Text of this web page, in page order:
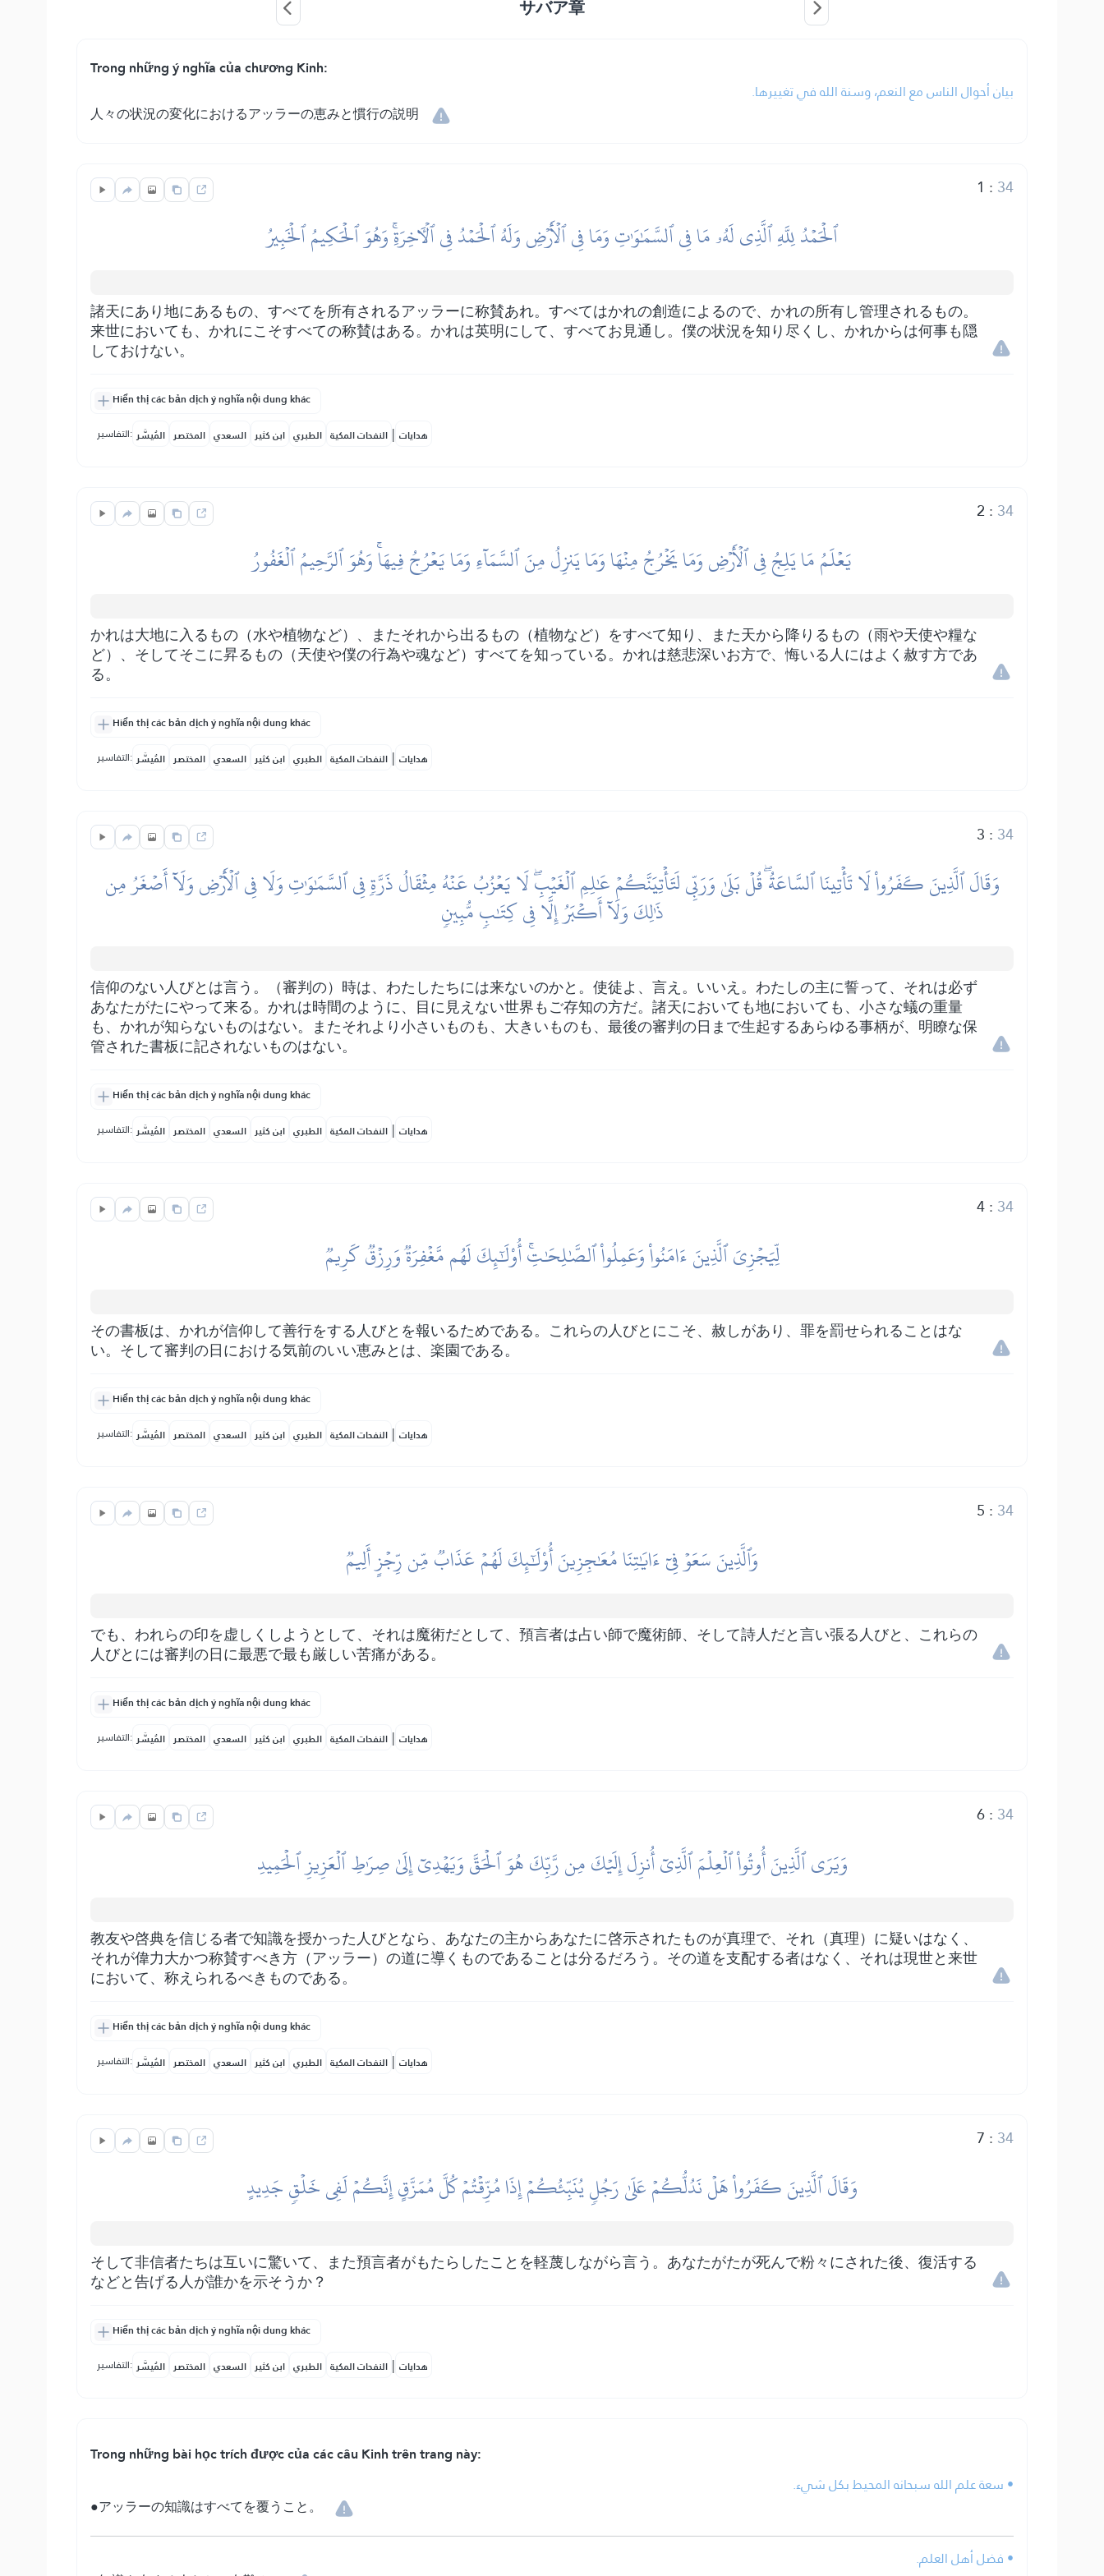
サバア章
Trong những ý nghĩa của chương Kinh:
بيان أحوال الناس مع النعم، وسنة الله في تغييرها.
人々の状況の変化におけるアッラーの恵みと慣行の説明
1 : 34
ٱلۡحَمۡدُ لِلَّهِ ٱلَّذِي لَهُۥ مَا فِي ٱلسَّمَٰوَٰتِ وَمَا فِي ٱلۡأَرۡضِ وَلَهُ ٱلۡحَمۡدُ فِي ٱلۡأٓخِرَةِۚ وَهُوَ ٱلۡحَكِيمُ ٱلۡخَبِيرُ
諸天にあり地にあるもの、すべてを所有されるアッラーに称賛あれ。すべてはかれの創造によるので、かれの所有し管理されるもの。
来世においても、かれにこそすべての称賛はある。かれは英明にして、すべてお見通し。僕の状況を知り尽くし、かれからは何事も隠
しておけない。
Hiển thị các bản dịch ý nghĩa nội dung khác
التفاسير: المُيسَّر المختصر السعدي ابن كثير الطبري النفحات المكية | هدايات
2 : 34
يَعۡلَمُ مَا يَلِجُ فِي ٱلۡأَرۡضِ وَمَا يَخۡرُجُ مِنۡهَا وَمَا يَنزِلُ مِنَ ٱلسَّمَآءِ وَمَا يَعۡرُجُ فِيهَاۚ وَهُوَ ٱلرَّحِيمُ ٱلۡغَفُورُ
かれは大地に入るもの（水や植物など）、またそれから出るもの（植物など）をすべて知り、また天から降りるもの（雨や天使や糧な
ど）、そしてそこに昇るもの（天使や僕の行為や魂など）すべてを知っている。かれは慈悲深いお方で、悔いる人にはよく赦す方であ
る。
Hiển thị các bản dịch ý nghĩa nội dung khác
التفاسير: المُيسَّر المختصر السعدي ابن كثير الطبري النفحات المكية | هدايات
3 : 34
وَقَالَ ٱلَّذِينَ كَفَرُواْ لَا تَأۡتِينَا ٱلسَّاعَةُۖ قُلۡ بَلَىٰ وَرَبِّي لَتَأۡتِيَنَّكُمۡ عَٰلِمِ ٱلۡغَيۡبِۖ لَا يَعۡزُبُ عَنۡهُ مِثۡقَالُ ذَرَّةٖ فِي ٱلسَّمَٰوَٰتِ وَلَا فِي ٱلۡأَرۡضِ وَلَآ أَصۡغَرُ مِن
ذَٰلِكَ وَلَآ أَكۡبَرُ إِلَّا فِي كِتَٰبٖ مُّبِينٖ
信仰のない人びとは言う。（審判の）時は、わたしたちには来ないのかと。使徒よ、言え。いいえ。わたしの主に誓って、それは必ず
あなたがたにやって来る。かれは時間のように、目に見えない世界もご存知の方だ。諸天においても地においても、小さな蟻の重量
も、かれが知らないものはない。またそれより小さいものも、大きいものも、最後の審判の日まで生起するあらゆる事柄が、明瞭な保
管された書板に記されないものはない。
Hiển thị các bản dịch ý nghĩa nội dung khác
التفاسير: المُيسَّر المختصر السعدي ابن كثير الطبري النفحات المكية | هدايات
4: 34
لِّيَجۡزِيَ ٱلَّذِينَ ءَامَنُواْ وَعَمِلُواْ ٱلصَّٰلِحَٰتِۚ أُوْلَٰٓئِكَ لَهُم مَّغۡفِرَةٞ وَرِزۡقٞ كَرِيمٞ
その書板は、かれが信仰して善行をする人びとを報いるためである。これらの人びとにこそ、赦しがあり、罪を罰せられることはな
い。そして審判の日における気前のいい恵みとは、楽園である。
Hiển thị các bản dịch ý nghĩa nội dung khác
التفاسير: المُيسَّر المختصر السعدي ابن كثير الطبري النفحات المكية | هدايات
5 : 34
وَٱلَّذِينَ سَعَوۡ فِيٓ ءَايَٰتِنَا مُعَٰجِزِينَ أُوْلَٰٓئِكَ لَهُمۡ عَذَابٞ مِّن رِّجۡزٍ أَلِيمٞ
でも、われらの印を虚しくしようとして、それは魔術だとして、預言者は占い師で魔術師、そして詩人だと言い張る人びと、これらの
人びとには審判の日に最悪で最も厳しい苦痛がある。
Hiển thị các bản dịch ý nghĩa nội dung khác
التفاسير: المُيسَّر المختصر السعدي ابن كثير الطبري النفحات المكية | هدايات
6: 34
وَيَرَى ٱلَّذِينَ أُوتُواْ ٱلۡعِلۡمَ ٱلَّذِيٓ أُنزِلَ إِلَيۡكَ مِن رَّبِّكَ هُوَ ٱلۡحَقَّ وَيَهۡدِيٓ إِلَىٰ صِرَٰطِ ٱلۡعَزِيزِ ٱلۡحَمِيدِ
教友や啓典を信じる者で知識を授かった人びとなら、あなたの主からあなたに啓示されたものが真理で、それ（真理）に疑いはなく、
それが偉力大かつ称賛すべき方（アッラー）の道に導くものであることは分るだろう。その道を支配する者はなく、それは現世と来世
において、称えられるべきものである。
Hiển thị các bản dịch ý nghĩa nội dung khác
التفاسير: المُيسَّر المختصر السعدي ابن كثير الطبري النفحات المكية | هدايات
7 : 34
وَقَالَ ٱلَّذِينَ كَفَرُواْ هَلۡ نَدُلُّكُمۡ عَلَىٰ رَجُلٖ يُنَبِّئُكُمۡ إِذَا مُزِّقۡتُمۡ كُلَّ مُمَزَّقٍ إِنَّكُمۡ لَفِي خَلۡقٖ جَدِيدٍ
そして非信者たちは互いに驚いて、また預言者がもたらしたことを軽蔑しながら言う。あなたがたが死んで粉々にされた後、復活する
などと告げる人が誰かを示そうか？
Hiển thị các bản dịch ý nghĩa nội dung khác
التفاسير: المُيسَّر المختصر السعدي ابن كثير الطبري النفحات المكية | هدايات
Trong những bài học trích được của các câu Kinh trên trang này:
• سعة علم الله سبحانه المحيط بكل شيء.
●アッラーの知識はすべてを覆うこと。
• فضل أهل العلم.